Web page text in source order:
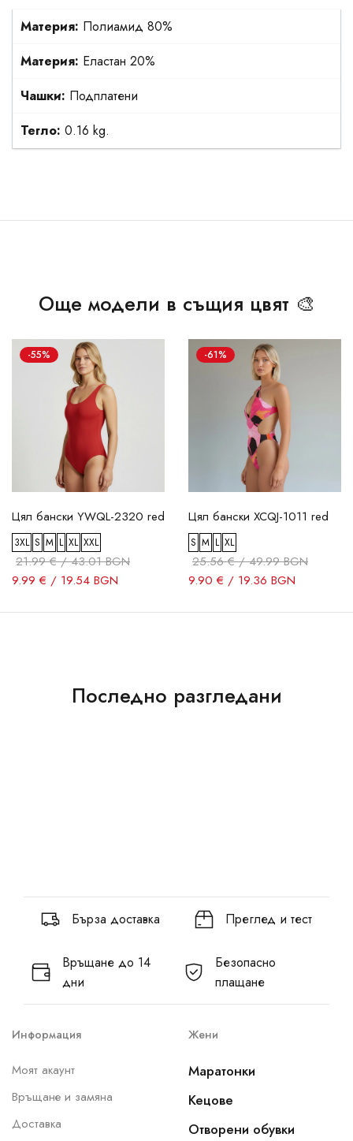
Материя: Полиамид 80%
Материя: Еластан 20%
Чашки: Подплатени
Тегло: 0.16 kg.
Още модели в същия цвят 🎨
-55%
Цял бански YWQL-2320 red
3XL S M L XL XXL
21.99 € / 43.01 BGN
9.99 € / 19.54 BGN
-61%
Цял бански XCQJ-1011 red
S M L XL
25.56 € / 49.99 BGN
9.90 € / 19.36 BGN
Последно разгледани
Бърза доставка Преглед и тест
Връщане до 14
дни
Безопасно
плащане
Информация
Моят акаунт
Връщане и замяна
Доставка
Жени
Маратонки
Кецове
Отворени обувки